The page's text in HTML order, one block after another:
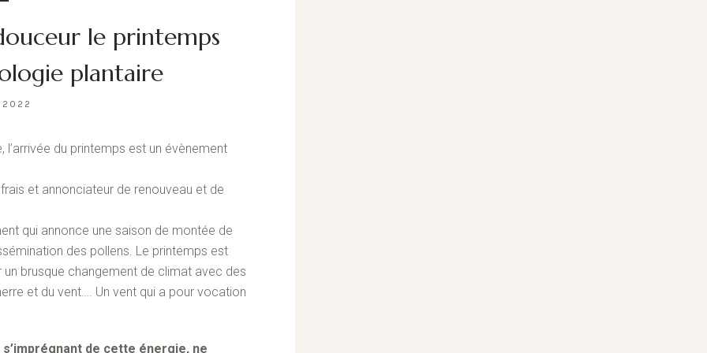
le printemps
plantaire
2022
l’arrivée du printemps est un évènement
et annonciateur de renouveau et de
qui annonce une saison de montée de
des pollens. Le printemps est
brusque changement de climat avec des
et du vent…. Un vent qui a pour vocation
de cette énergie, ne